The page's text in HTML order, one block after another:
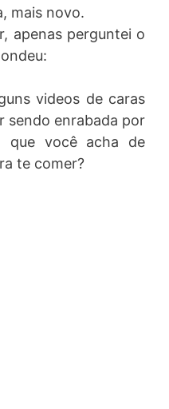
mais novo.
apenas perguntei o
videos de caras
sendo enrabada por
você acha de
te comer?